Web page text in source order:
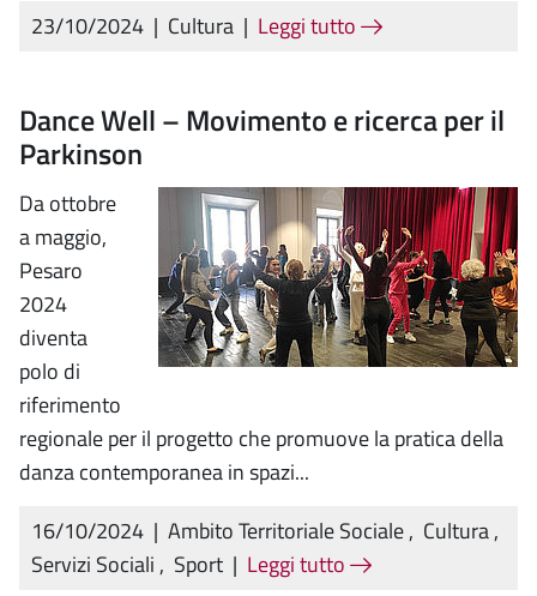
23/10/2024 | Cultura | Leggi tutto
Dance Well – Movimento e ricerca per il
Parkinson
Da ottobre
a maggio,
Pesaro
2024
diventa
polo di
riferimento
regionale per il progetto che promuove la pratica della
danza contemporanea in spazi...
16/10/2024 | Ambito Territoriale Sociale, Cultura,
Servizi Sociali , Sport | Leggi tutto